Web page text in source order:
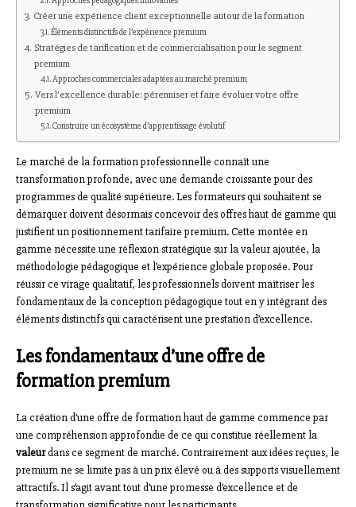
Créer une expérience client exceptionnelle autour de la formation
Éléments distinctifs de l’expérience premium
Stratégies de tarification et de commercialisation pour le segment
premium
Approches commerciales adaptées au marché premium
Vers l’excellence durable: pérenniser et faire évoluer votre offre
premium
Construire un écosystème d’apprentissage évolutif
Le marché de la formation professionnelle connaît une
transformation profonde, avec une demande croissante pour des
programmes de qualité supérieure. Les formateurs qui souhaitent se
démarquer doivent désormais concevoir des offres haut de gamme qui
justifient un positionnement tarifaire premium. Cette montée en
gamme nécessite une réflexion stratégique sur la valeur ajoutée, la
méthodologie pédagogique et l’expérience globale proposée. Pour
réussir ce virage qualitatif, les professionnels doivent maîtriser les
fondamentaux de la conception pédagogique tout en y intégrant des
éléments distinctifs qui caractérisent une prestation d’excellence.
Les fondamentaux d’une offre de
formation premium
La création d’une offre de formation haut de gamme commence par
une compréhension approfondie de ce qui constitue réellement la
valeurdans ce segment de marché. Contrairement aux idées reçues, le
premium ne se limite pas à un prix élevé ou à des supports visuellement
attractifs. Il s’agit avant tout d’une promesse d’excellence et de